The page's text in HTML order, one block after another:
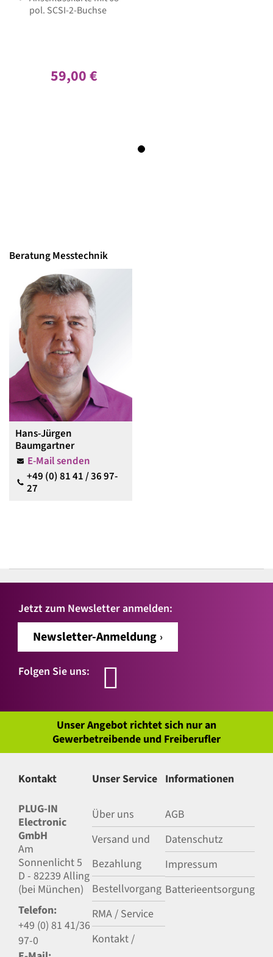
pol. SCSI-2-Buchse
59,00 €
Beratung Messtechnik
Hans-Jürgen
Baumgartner
E-Mail senden
+49 (0) 81 41 / 36 97-
27
Jetzt zum Newsletter anmelden:
Newsletter-Anmeldung
Folgen Sie uns:
Unser Angebot richtet sich nur an
Gewerbetreibende und Freiberufler
Kontakt
PLUG-IN
Electronic
GmbH
Am
Sonnenlicht 5
D - 82239 Alling
(bei München)
Telefon:
+49 (0) 81 41/36
97-0
Unser Service
Über uns
Versand und
Bezahlung
Bestellvorgang
RMA / Service
Kontakt /
Informationen
AGB
Datenschutz
Impressum
Batterieentsorgung